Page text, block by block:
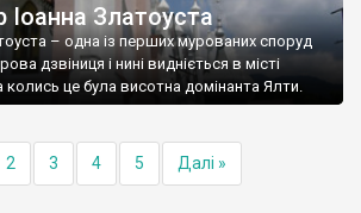
Златоуста
– одна із перших мурованих споруд
дзвіниця і нині видніється в місті
колись це була висотна домінанта Ялти.
2 3 4 5 Далі »